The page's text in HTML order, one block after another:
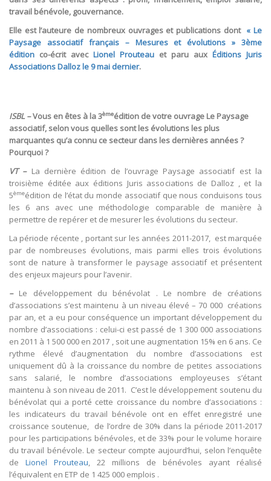
travail bénévole, gouvernance.
Elle est l’auteure de nombreux ouvrages et publications dont « Le
Paysage associatif français – Mesures et évolutions » 3ème
édition co-écrit avec Lionel Prouteau et paru aux Éditions Juris
Associations Dalloz le 9 mai dernier.
ISBL –Vous en êtes à la 3èmeédition de votre ouvrage Le Paysage
associatif, selon vous quelles sont les évolutions les plus
marquantes qu’a connu ce secteur dans les dernières années ?
Pourquoi ?
VT – La dernière édition de l’ouvrage Paysage associatif est la
troisième éditée aux éditions Juris associations de Dalloz , et la
5èmeédition de l’état du monde associatif que nous conduisons tous
les 6 ans avec une méthodologie comparable de manière à
permettre de repérer et de mesurer les évolutions du secteur.
La période récente , portant sur les années 2011-2017, est marquée
par de nombreuses évolutions, mais parmi elles trois évolutions
sont de nature à transformer le paysage associatif et présentent
des enjeux majeurs pour l’avenir.
– Le développement du bénévolat . Le nombre de créations
d’associations s’est maintenu à un niveau élevé – 70 000 créations
par an, et a eu pour conséquence un important développement du
nombre d’associations : celui-ci est passé de 1 300 000 associations
en 2011 à 1 500 000 en 2017 , soit une augmentation 15% en 6 ans. Ce
rythme élevé d’augmentation du nombre d’associations est
uniquement dû à la croissance du nombre de petites associations
sans salarié, le nombre d’associations employeuses s’étant
maintenu à son niveau de 2011. C’est le développement soutenu du
bénévolat qui a porté cette croissance du nombre d’associations :
les indicateurs du travail bénévole ont en effet enregistré une
croissance soutenue, de l’ordre de 30% dans la période 2011-2017
pour les participations bénévoles, et de 33% pour le volume horaire
du travail bénévole. Le secteur compte aujourd’hui, selon l’enquête
de Lionel Prouteau, 22 millions de bénévoles ayant réalisé
l’équivalent en ETP de 1 425 000 emplois .